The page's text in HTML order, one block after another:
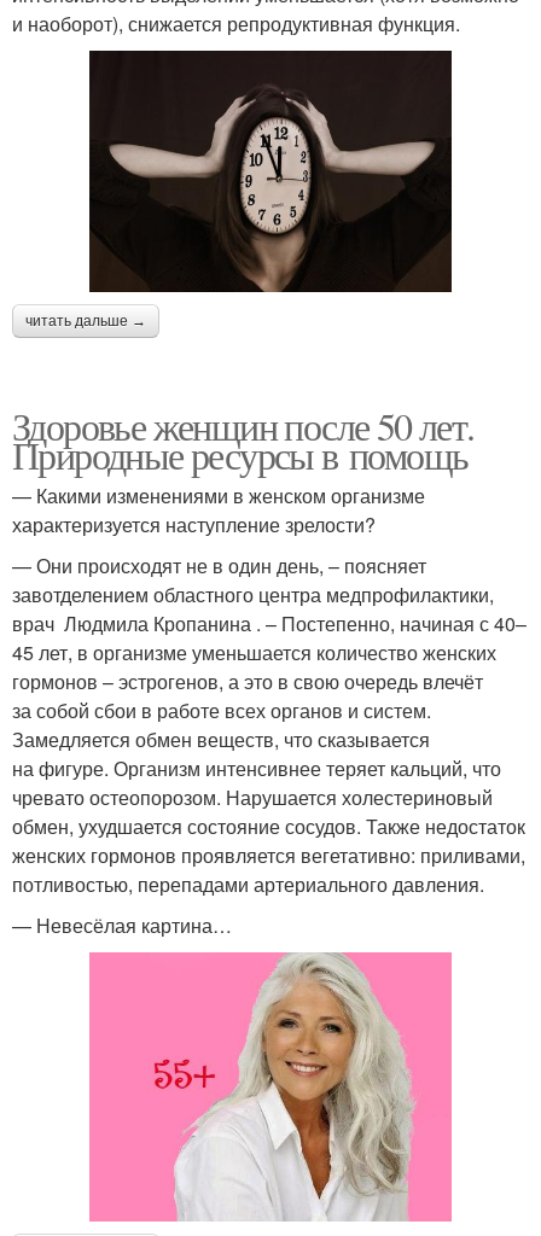
и наоборот), снижается репродуктивная функция.
читать дальше →
Здоровье женщин после 50 лет.
Природные ресурсы в помощь
— Какими изменениями в женском организме
характеризуется наступление зрелости?
— Они происходят не в один день, – поясняет
завотделением областного центра медпрофилактики,
врач Людмила Кропанина . – Постепенно, начиная с 40–
45 лет, в организме уменьшается количество женских
гормонов – эстрогенов, а это в свою очередь влечёт
за собой сбои в работе всех органов и систем.
Замедляется обмен веществ, что сказывается
на фигуре. Организм интенсивнее теряет кальций, что
чревато остеопорозом. Нарушается холестериновый
обмен, ухудшается состояние сосудов. Также недостаток
женских гормонов проявляется вегетативно: приливами,
потливостью, перепадами артериального давления.
— Невесёлая картина…